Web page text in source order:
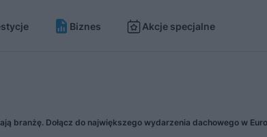
Biznes Akcje specjalne